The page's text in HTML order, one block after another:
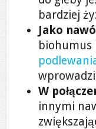
bardziej
Jako
biohumus
W
innymi